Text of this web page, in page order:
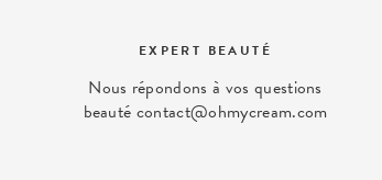
EXPERT BEAUTÉ
Nous répondons à vos questions
beauté contact@ohmycream.com